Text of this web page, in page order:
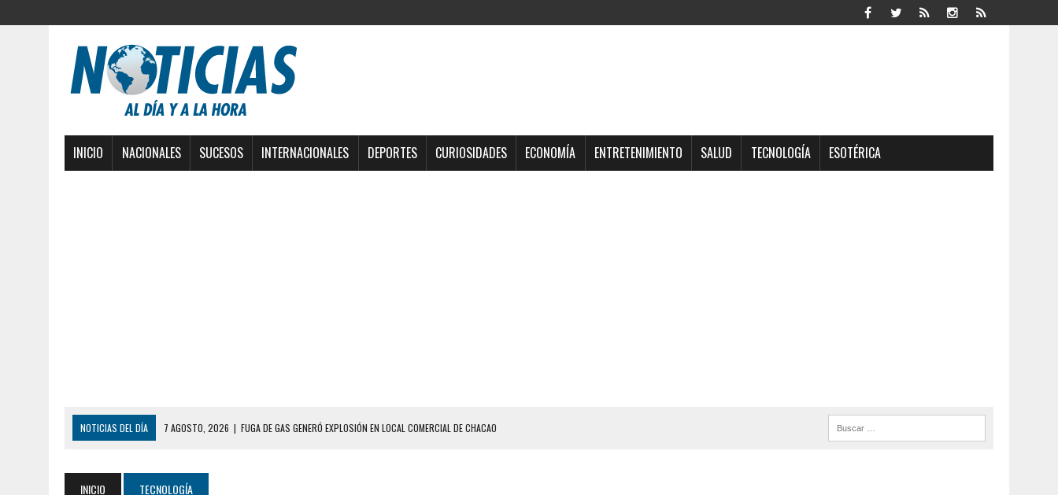
INICIO NACIONALES SUCESOS INTERNACIONALES DEPORTES CURIOSIDADES ECONOMÍA ENTRETENIMIENTO SALUD TECNOLOGÍA ESOTÉRICA
NOTICIAS DEL DÍA 7 AGOSTO, 2026 | FUGA DE GAS GENERÓ EXPLOSIÓN EN LOCAL COMERCIAL DE CHACAO
YARACUY: ASESINARON DOS HOMBRES EL MISMO DÍA EN SECTORES VECINOS
INICIO TECNOLOGÍA